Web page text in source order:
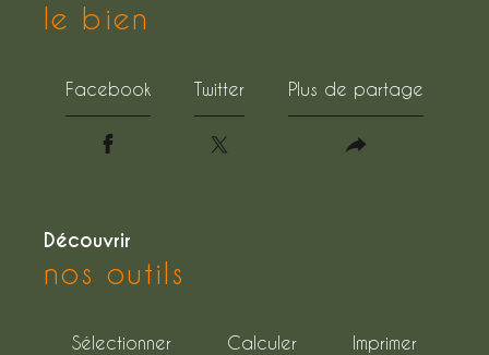
le bien
Facebook Twitter Plus de partage
découvrir
nos outils
Sélectionner Calculer Imprimer